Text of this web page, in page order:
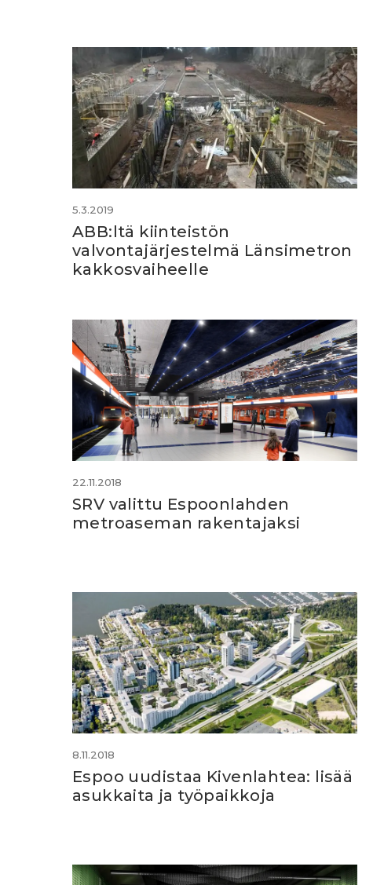
5.3.2019
ABB:ltä kiinteistön
valvontajärjestelmä Länsimetron
kakkosvaiheelle
22.11.2018
SRV valittu Espoonlahden
metroaseman rakentajaksi
8.11.2018
Espoo uudistaa Kivenlahtea: lisää
asukkaita ja työpaikkoja